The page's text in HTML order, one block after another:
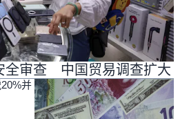
全审查 中国贸易调查扩大
并